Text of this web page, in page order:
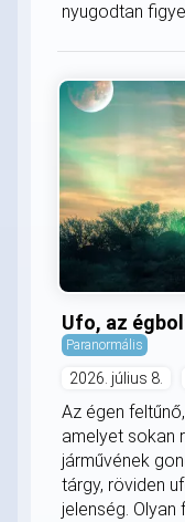
nyugodtan
Ufo, az
Paranormális
2026. július 8.
Az égen
amelyet sokan
járművének
tárgy, röviden
jelenség.